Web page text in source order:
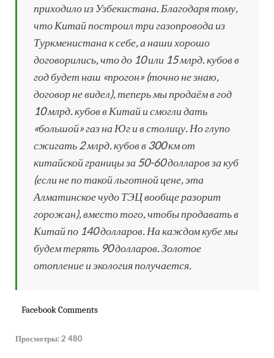
приходило из Узбекистана. Благодаря тому,
что Китай построил три газопровода из
Туркменистана к себе, а наши хорошо
договорились, что до 10 или 15 млрд. кубов в
год будет наш «прогон» (точно не знаю,
договор не видел), теперь мы продаём в год
10 млрд. кубов в Китай и смогли дать
«большой» газ на Юг и в столицу. Но глупо
сжигать 2 млрд. кубов в 300 км от
китайской границы за 50-60 долларов за куб
(если не по такой льготной цене, эта
Алматинское чудо ТЭЦ вообще разорит
горожан), вместо того, чтобы продавать в
Китай по 140 долларов. На каждом кубе мы
будем терять 90 долларов. Золотое
отопление и экология получается.
Facebook Comments
Просмотры: 2 480